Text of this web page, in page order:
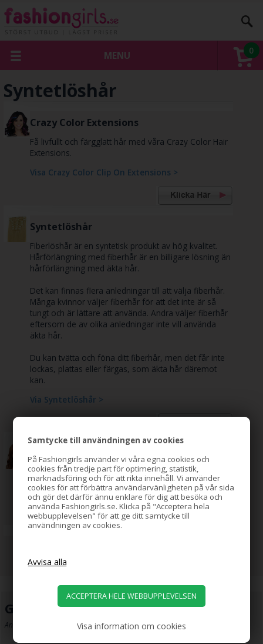
Samtycke till användningen av cookies
På Fashiongirls använder vi våra egna cookies och
cookies från tredje part för optimering, statistik,
marknadsföring och för att rikta innehåll. Vi använder
cookies för att förbättra användarvänligheten på vår sida
och gör det därför ännu enklare för dig att besöka och
använda Fashiongirls.se. Klicka på "Acceptera hela
webbupplevelsen" för att ge ditt samtycke till
användningen av cookies.
Visa information om cookies
0
MENU
Syntetlöshår
Crazy Color Extensions
Få livfullt och färgglatt hår med våra Crazy Color Hair
Extensions.
Visa Crazy Color Clip On Extensions >
Syntetlöshår
Fiberlöshår är en syntetisk produkt av hög kvalitet.
Hårförlängning med fiberhår är en billigare lösning än
hårförlängning med äkta hår.
Det kan finnas flera anledningar till att välja fiberhår.
Många kvinnor väljer fiberhår för att det inte är så
tungt och är lättare att använda. Andra väljer fiberhår
eftersom de av olika anledningar inte vill använda
äkta hår.
Du kan tvätta och föna ditt fiberhår, men det får inte
lockas, plattas eller färgas, som äkta hår däremot
kan.
Via Syntetlöshår >
Peruker
Fantastiskt fina peruker till både vardag och fest.
Visa Peruker >
Gör som 150 000 andra...
Anmäl dig till vårt nyhetsbrev och få super erbjudanden direkt i din inkorg.